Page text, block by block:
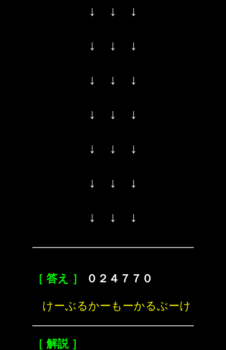
↓ ↓ ↓
↓ ↓ ↓
↓ ↓ ↓
↓ ↓ ↓
↓ ↓ ↓
↓ ↓ ↓
↓ ↓ ↓
［ 答え ］ ０２４７７０
けーぶるかーもーかるぶーけ
［ 解説 ］